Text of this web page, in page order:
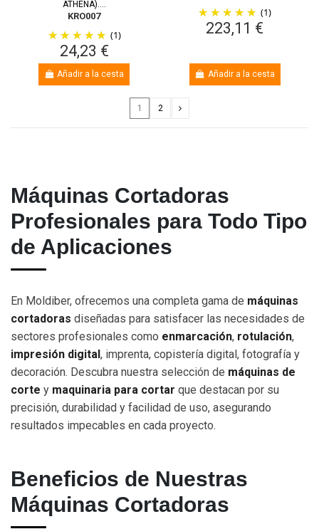
ATHENA)....
KRO007
(1)
24,23 €
Añadir a la cesta
(1)
223,11 €
Añadir a la cesta
1 2
Máquinas Cortadoras
Profesionales para Todo Tipo
de Aplicaciones
En Moldiber, ofrecemos una completa gama de máquinas
cortadoras diseñadas para satisfacer las necesidades de
sectores profesionales como enmarcación, rotulación,
impresión digital, imprenta, copistería digital, fotografía y
decoración. Descubra nuestra selección de máquinas de
corte y maquinaria para cortar que destacan por su
precisión, durabilidad y facilidad de uso, asegurando
resultados impecables en cada proyecto.
Beneficios de Nuestras
Máquinas Cortadoras